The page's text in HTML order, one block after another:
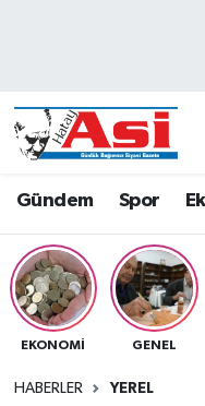
Gündem Spor
EKONOMI GENEL
HABERLER YEREL
Dünya
Eğitim
Ekonomi
Gündem
Hava Durumu
Namaz Vakitleri
Trafik Durumu
Süper Lig Puan